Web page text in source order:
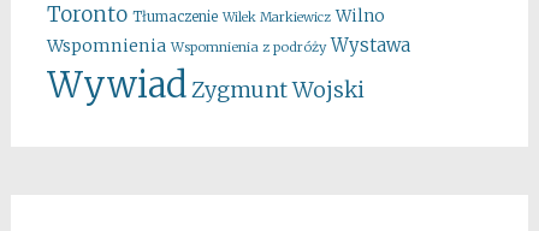
Toronto Tłumaczenie Wilek Markiewicz Wilno
Wspomnienia Wspomnienia z podróży Wystawa
WywiadZygmunt Wojski